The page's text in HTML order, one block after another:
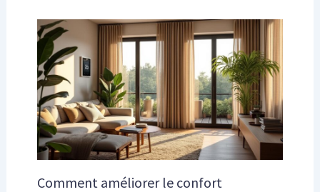
Comment améliorer le confort